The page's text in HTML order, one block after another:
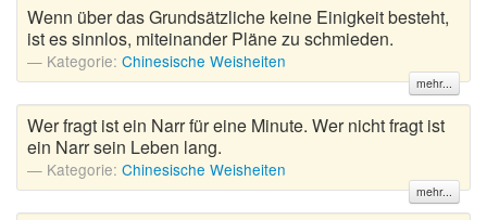
Wenn über das Grundsätzliche keine Einigkeit besteht,
ist es sinnlos, miteinander Pläne zu schmieden.
Kategorie: Chinesische Weisheiten
mehr...
Wer fragt ist ein Narr für eine Minute. Wer nicht fragt ist
ein Narr sein Leben lang.
Kategorie: Chinesische Weisheiten
mehr...